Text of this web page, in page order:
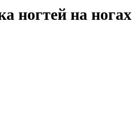
ногтей на ногах